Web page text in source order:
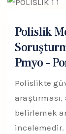
Polislik
Pmyo –
Polislikte
belirlemek
incelemedir.